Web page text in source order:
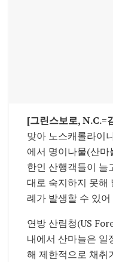
[그린스보로, N.C.=
맞아 노스캐롤라이
에서 명이나물(산마
한인 산행객들이 늘
대로 숙지하지 못해
례가 발생할 수 있
연방 산림청(US
내에서 산마늘은 일
해 제한적으로 채취